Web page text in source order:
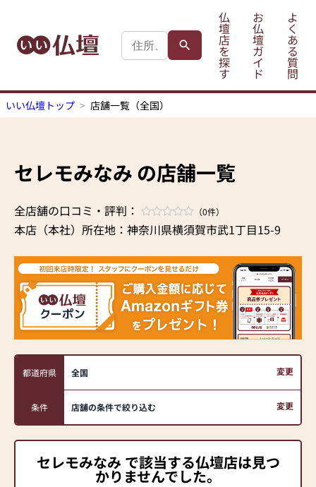
仏
壇
店
を
探
す
お
仏
壇
ガ
イ
ド
よ
く
あ
る
質
問
いい仏壇トップ 店舗一覧（全国）
セレモみなみ の店舗一覧
全店舗の口コミ・評判： （0件）
本店（本社）所在地：神奈川県横須賀市武1丁目15-9
都道府県 全国 変更
条件 店舗の条件で絞り込む 変更
セレモみなみ で該当する仏壇店は見つ
かりませんでした。